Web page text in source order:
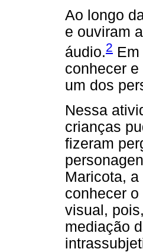
Ao longo
e ouviram
áudio.2
conhecer
um dos
Nessa
crianças
fizeram
Maricota,
conhecer
visual,
mediação